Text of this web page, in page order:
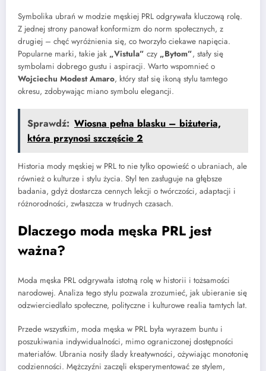
Symbolika ubrań w modzie męskiej PRL odgrywała kluczową rolę.
Z jednej strony panował konformizm do norm społecznych, z
drugiej – chęć wyróżnienia się, co tworzyło ciekawe napięcia.
Popularne marki, takie jak „Vistula” czy „Bytom”, stały się
symbolami dobrego gustu i aspiracji. Warto wspomnieć o
Wojciechu Modest Amaro, który stał się ikoną stylu tamtego
okresu, zdobywając miano symbolu elegancji.
Sprawdź: Wiosna pełna blasku – biżuteria,
która przynosi szczęście 2
Historia mody męskiej w PRL to nie tylko opowieść o ubraniach, ale
również o kulturze i stylu życia. Styl ten zasługuje na głębsze
badania, gdyż dostarcza cennych lekcji o twórczości, adaptacji i
różnorodności, zwłaszcza w trudnych czasach.
Dlaczego moda męska PRL jest
ważna?
Moda męska PRL odgrywała istotną rolę w historii i tożsamości
narodowej. Analiza tego stylu pozwala zrozumieć, jak ubieranie się
odzwierciedlało społeczne, polityczne i kulturowe realia tamtych lat.
Przede wszystkim, moda męska w PRL była wyrazem buntu i
poszukiwania indywidualności, mimo ograniczonej dostępności
materiałów. Ubrania nosiły ślady kreatywności, ożywiając monotonię
codzienności. Mężczyźni zaczęli eksperymentować ze stylem,